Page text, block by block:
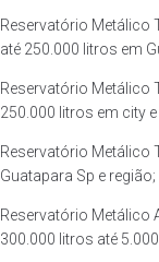
Reservatório Metálico
até 250.000 litros em
Reservatório Metálico
250.000 litros em city
Reservatório Metálico
Guatapara Sp e região;
Reservatório Metálico
300.000 litros até